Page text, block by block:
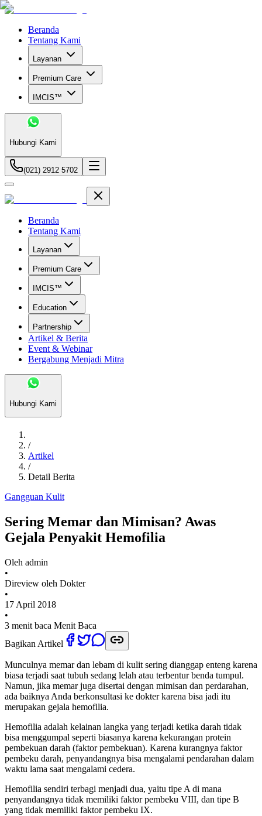
Beranda
Tentang Kami
Layanan
Premium Care
IMCIS™
Hubungi Kami
(021) 2912 5702
Beranda
Tentang Kami
Layanan
Premium Care
IMCIS™
Education
Partnership
Artikel & Berita
Event & Webinar
Bergabung Menjadi Mitra
Hubungi Kami
/
Artikel
/
Detail Berita
Gangguan Kulit
Sering Memar dan Mimisan? Awas
Gejala Penyakit Hemofilia
Oleh admin
•
Direview oleh Dokter
•
17 April 2018
•
3 menit baca Menit Baca
Bagikan Artikel
Munculnya memar dan lebam di kulit sering dianggap enteng karena
biasa terjadi saat tubuh sedang lelah atau terbentur benda tumpul.
Namun, jika memar juga disertai dengan mimisan dan perdarahan,
ada baiknya Anda berkonsultasi ke dokter karena bisa jadi itu
merupakan gejala hemofilia.
Hemofilia adalah kelainan langka yang terjadi ketika darah tidak
bisa menggumpal seperti biasanya karena kekurangan protein
pembekuan darah (faktor pembekuan). Karena kurangnya faktor
pembeku darah, penyandangnya bisa mengalami pendarahan dalam
waktu lama saat mengalami cedera.
Hemofilia sendiri terbagi menjadi dua, yaitu tipe A di mana
penyandangnya tidak memiliki faktor pembeku VIII, dan tipe B
yang tidak memiliki faktor pembeku IX.